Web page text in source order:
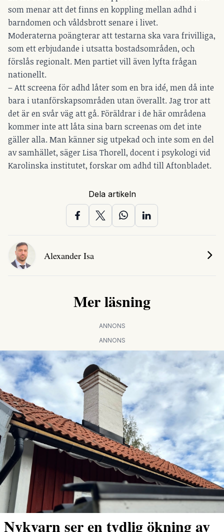
som menar att det finns en koppling mellan adhd i
barndomen och våldsbrott senare i livet.
Moderaterna poängterar att testarna ska vara frivilliga,
som ett erbjudande i utsatta bostadsområden, och
förslås regionalt. Men partiet vill även lyfta frågan
nationellt.
– Att screena för adhd låter som en bra idé, men då inte
bara i utanförskapsområden utan överallt. Jag tror att
det är en svår väg att gå. Föräldrar i de här områdena
kommer inte att låta sina barn screenas om det inte
gäller alla. Man känner sig utpekad och inte som en del
av samhället, säger Lisa Thorell, docent i psykologi vid
Karolinska institutet, forskar om adhd till Aftonbladet.
Dela artikeln
Alexander Isa
Mer läsning
ANNONS
ANNONS
Nykvarn ser en tydlig ökning av